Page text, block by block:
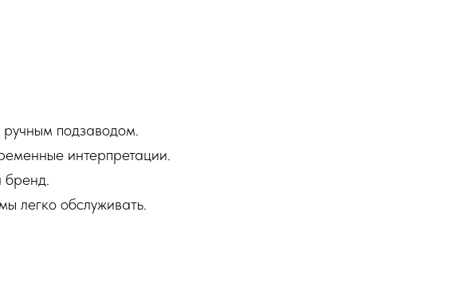
подзаводом.
интерпретации.
бренд.
легко обслуживать.